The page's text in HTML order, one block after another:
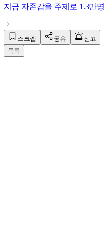
지금 자존감을 주제로 1.3만명
스크랩 공유
신고
목록